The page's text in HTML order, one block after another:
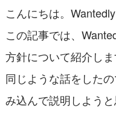
こんにちは。
この記事では、
方針について紹介し
同じような話をした
み込んで説明しようと